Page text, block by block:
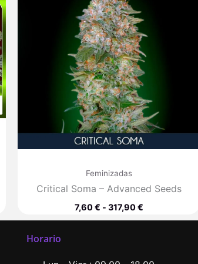
Feminizadas
Critical Soma – Advanced Seeds
7,60€ - 317,90€
hasta
317,90 €
Horario